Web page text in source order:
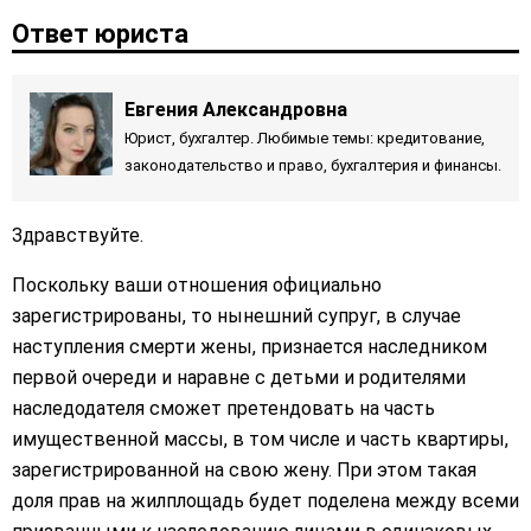
Ответ юриста
Евгения Александровна
Юрист, бухгалтер. Любимые темы: кредитование,
законодательство и право, бухгалтерия и финансы.
Здравствуйте.
Поскольку ваши отношения официально
зарегистрированы, то нынешний супруг, в случае
наступления смерти жены, признается наследником
первой очереди и наравне с детьми и родителями
наследодателя сможет претендовать на часть
имущественной массы, в том числе и часть квартиры,
зарегистрированной на свою жену. При этом такая
доля прав на жилплощадь будет поделена между всеми